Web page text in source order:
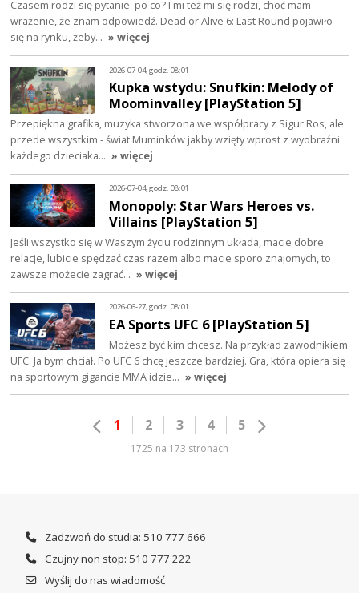
Czasem rodzi się pytanie: po co? I mi też mi się rodzi, choć mam
wrażenie, że znam odpowiedź. Dead or Alive 6: Last Round pojawiło
się na rynku, żeby… » więcej
2026-07-04, godz. 08:01
Kupka wstydu: Snufkin: Melody of
Moominvalley [PlayStation 5]
Przepiękna grafika, muzyka stworzona we współpracy z Sigur Ros, ale
przede wszystkim - świat Muminków jakby wzięty wprost z wyobraźni
każdego dzieciaka… » więcej
2026-07-04, godz. 08:01
Monopoly: Star Wars Heroes vs.
Villains [PlayStation 5]
Jeśli wszystko się w Waszym życiu rodzinnym układa, macie dobre
relacje, lubicie spędzać czas razem albo macie sporo znajomych, to
zawsze możecie zagrać… » więcej
2026-06-27, godz. 08:01
EA Sports UFC 6 [PlayStation 5]
Możesz być kim chcesz. Na przykład zawodnikiem
UFC. Ja bym chciał. Po UFC 6 chcę jeszcze bardziej. Gra, która opiera się
na sportowym gigancie MMA idzie… » więcej
1 2 3 4 5
1725 na 173 stronach
Zadzwoń do studia: 510 777 666
Czujny non stop: 510 777 222
Wyślij do nas wiadomość